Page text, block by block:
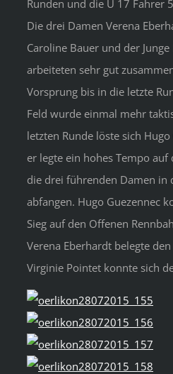
Runden und die U 17 Fahrer
Die drei Damen Verena
Caroline Bauer und der Junge
arbeiteten sehr gut
Vorsprung bis in die letzte
Feld wurde einmal mehr
letzten Runde löste sich
er legte ein hohes Tempo
die drei führenden Damen in
abfangen. Hugo Guezennec
Sieg auf den Offenen
Verena Eberhardt belegte
Virginie Pointet konnte sich